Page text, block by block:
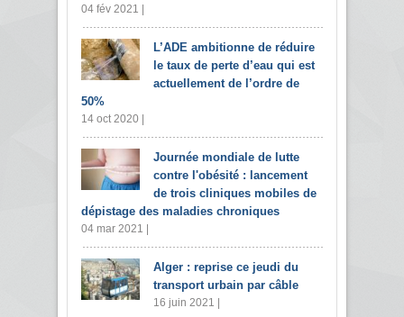
04 fév 2021 |
L’ADE ambitionne de réduire
le taux de perte d’eau qui est
actuellement de l’ordre de
50%
14 oct 2020 |
Journée mondiale de lutte
contre l'obésité : lancement
de trois cliniques mobiles de
dépistage des maladies chroniques
04 mar 2021 |
Alger : reprise ce jeudi du
transport urbain par câble
16 juin 2021 |